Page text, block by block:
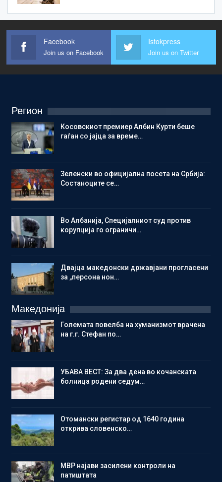
Facebook
Join us on Facebook
Istokpress
Join us on Twitter
Регион
Косовскиот премиер Албин Курти беше
гаѓан со јајца за време…
Зеленски во официјална посета на Србија:
Состаноците се…
Во Албанија, Специјалниот суд против
корупција го ограничи…
Двајца македонски државјани прогласени
за „персона нон…
Македонија
Големата повелба на хуманизмот врачена
на г.г. Стефан по…
УБАВА ВЕСТ: За два дена во кочанската
болница родени седум…
Отомански регистар од 1640 година
открива словенско…
МВР најави засилени контроли на
патиштата